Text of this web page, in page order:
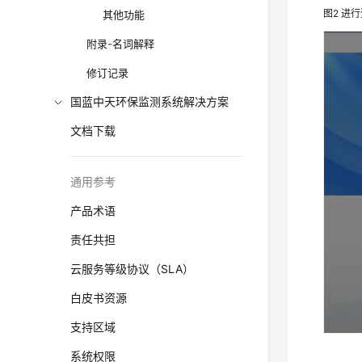
其他功能
附录-名词解释
修订记录
国蓝中天环保监测系统解决方案
文档下载
通用参考
产品术语
责任共担
云服务等级协议（SLA）
白皮书资源
支持区域
系统权限
图2进